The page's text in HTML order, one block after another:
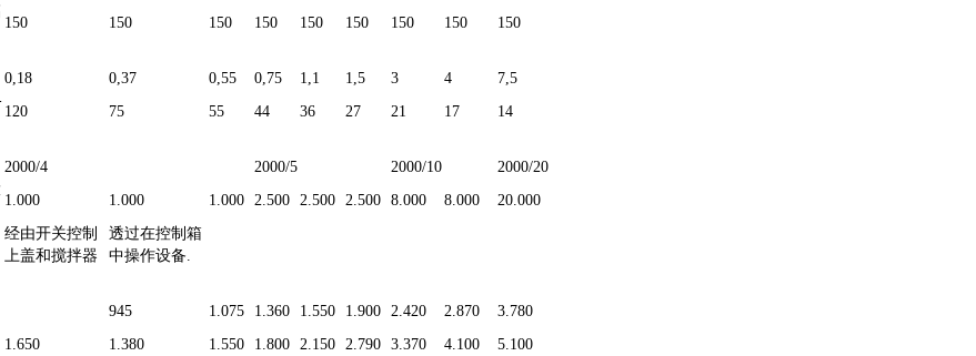
150 150 150 150 150 150 150 150
150
0,18 0,37 0,55 0,75 1,1 1,5 3 4
7,5
120 75 55 44 36 27 21 17
14
2000/4 2000/5 2000/10
2000/20
1.000 1.000 1.000 2.500 2.500 2.500 8.000 8.000
20.000
经由开关控制
上盖和搅拌器
透过在控制箱
中操作设备.
945 1.075 1.360 1.550 1.900 2.420 2.870
3.780
1.650 1.380 1.550 1.800 2.150 2.790 3.370 4.100
5.100